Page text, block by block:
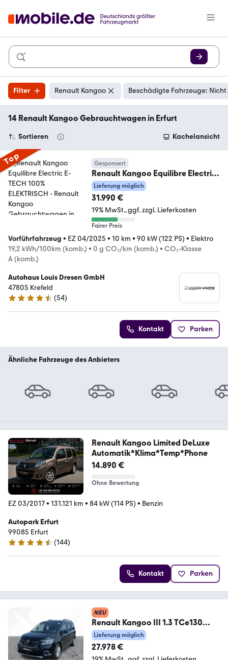
Filter Renault Kangoo Beschädigte Fahrzeuge:
14 Renault Kangoo Gebrauchtwagen in Erfurt
Sortieren Kachelansicht
Top Gesponsert
Renault Kangoo Equilibre Electric
E-TECH 100% ELEKTRISCH
Lieferung möglich
31.990 €
19% MwSt. ggf. zzgl. Lieferkosten
Fairer Preis
Vorführfahrzeug • EZ 04/2025 • 10 km • 90 kW (122 PS) • Elektro
19,2 kWh/100km (komb.) • 0 g CO₂/km (komb.) • CO₂-Klasse
A (komb.)
Autohaus Louis Dresen GmbH
47805 Krefeld
4.6 Sterne
(54)
Kontakt Parken
Ähnliche Fahrzeuge des Anbieters
Renault Kangoo Limited DeLuxe
Automatik*Klima*Temp*Phone
14.890 €
Ohne Bewertung
EZ 03/2017• 131.121 km • 84 kW (114 PS) • Benzin
Autopark Erfurt
99085 Erfurt
4.7 Sterne
(144)
Kontakt Parken
NEU
Renault Kangoo III 1.3 TCe130
Grand Techno CAM*LED*NAVI
Lieferung möglich
27.978 €